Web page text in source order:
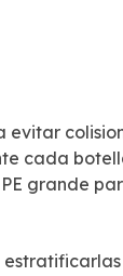
cada
grande